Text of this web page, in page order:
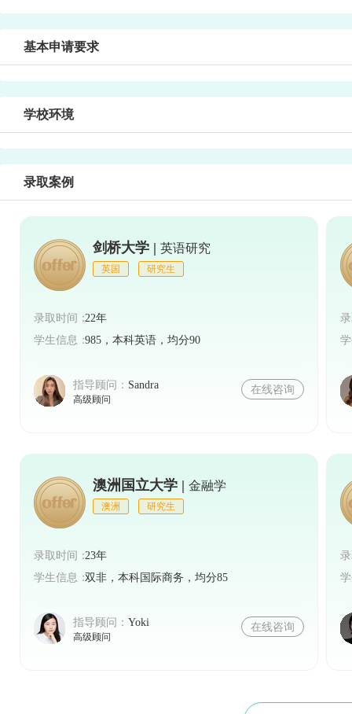
基本申请要求
学校环境
录取案例
剑桥大学 | 英语研究
英国 研究生
录取时间：22年
学生信息：985，本科英语，均分90
指导顾问： Sandra
高级顾问
在线咨询
澳洲国立大学 | 金融学
澳洲 研究生
录取时间：23年
学生信息：双非，本科国际商务，均分85
指导顾问： Yoki
高级顾问
在线咨询